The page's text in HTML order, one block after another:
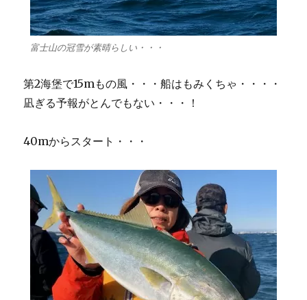
富士山の冠雪が素晴らしい・・・
第2海堡で15mもの風・・・船はもみくちゃ・・・・
凪ぎる予報がとんでもない・・・！
40mからスタート・・・